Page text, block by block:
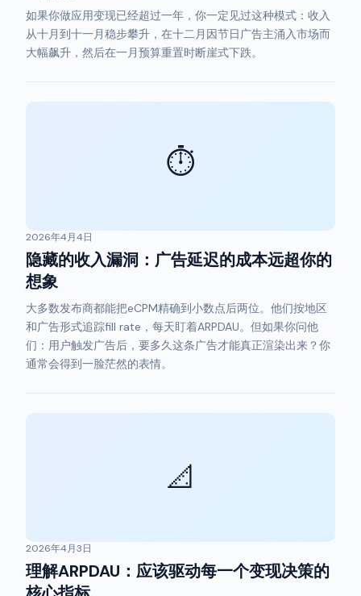
如果你做应用变现已经超过一年，你一定见过这种模式：收入
从十月到十一月稳步攀升，在十二月因节日广告主涌入市场而
大幅飙升，然后在一月预算重置时断崖式下跌。
⏱️
2026年4月4日
隐藏的收入漏洞：广告延迟的成本远超你的
想象
大多数发布商都能把eCPM精确到小数点后两位。他们按地区
和广告形式追踪fill rate，每天盯着ARPDAU。但如果你问他
们：用户触发广告后，要多久这条广告才能真正渲染出来？你
通常会得到一脸茫然的表情。
📐
2026年4月3日
理解ARPDAU：应该驱动每一个变现决策的